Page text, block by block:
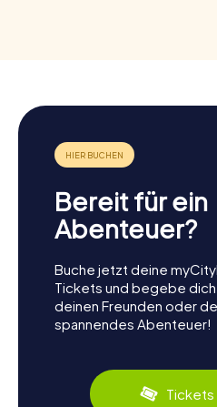
Bereit für ein
Abenteuer?
Buche jetzt deine
Tickets und begebe
deinen Freunden oder
spannendes Abenteuer!
Tickets